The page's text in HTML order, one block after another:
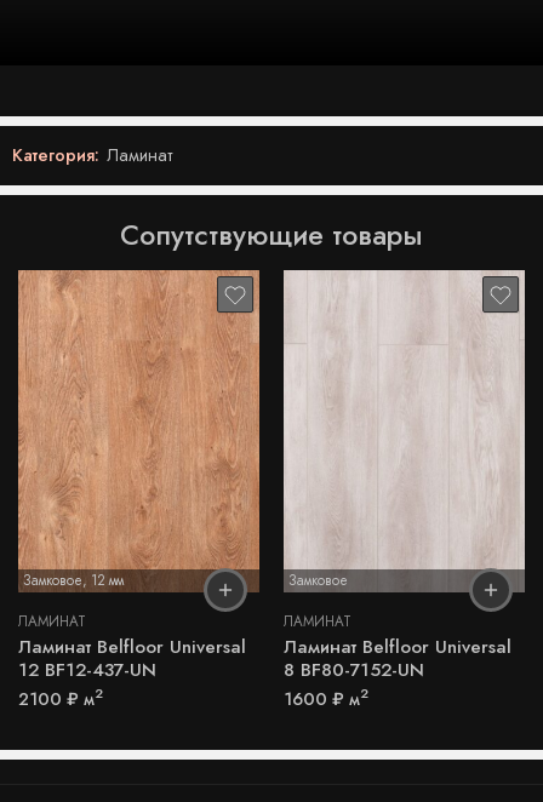
Категория: Ламинат
Сопутствующие товары
Замковое, 12 мм
ЛАМИНАТ
Ламинат Belfloor Universal
12 BF12-437-UN
2100 ₽ м2
Замковое
ЛАМИНАТ
Ламинат Belfloor Universal
8 BF80-7152-UN
1600 ₽ м2